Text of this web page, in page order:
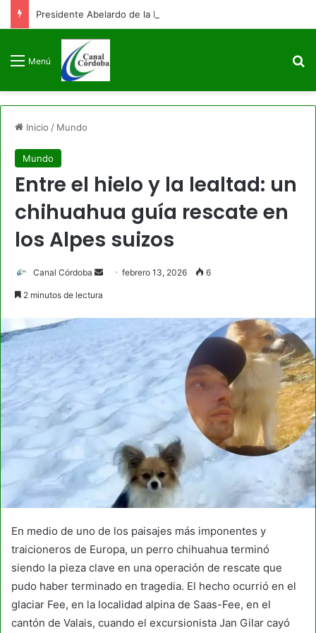
Menú
Inicio / Mundo
Mundo
Entre el hielo y la lealtad: un
chihuahua guía rescate en
los Alpes suizos
Canal Córdoba
Sendfebrero 13, 2026 6
2 minutos de lectura
En medio de uno de los paisajes más imponentes y
traicioneros de Europa, un perro chihuahua terminó
siendo la pieza clave en una operación de rescate que
pudo haber terminado en tragedia. El hecho ocurrió en el
glaciar Fee, en la localidad alpina de Saas-Fee, en el
cantón de Valais, cuando el excursionista Jan Gilar cayó